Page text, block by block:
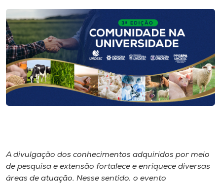
Cultura
CPA
Biblioteca
Museu
A divulgação dos conhecimentos adquiridos por meio
de pesquisa e extensão fortalece e enriquece diversas
áreas de atuação. Nesse sentido, o evento